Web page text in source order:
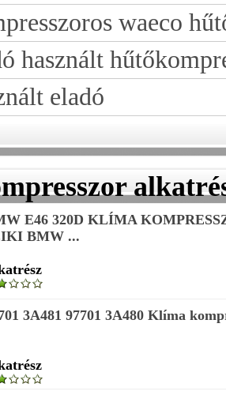
waeco
használt
eladó
E46 320D KLÍMA
BMW ...
3A481 97701 3A480 Klíma